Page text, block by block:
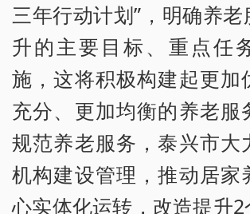
三年行动计划”，明确养
升的主要目标、重点任
施，这将积极构建起更加
充分、更加均衡的养老服
规范养老服务，泰兴市大
机构建设管理，推动居家
心实体化运转，改造提升